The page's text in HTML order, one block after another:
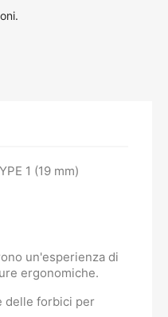
.
1 (19 mm)
un'esperienza di
ergonomiche.
delle forbici per